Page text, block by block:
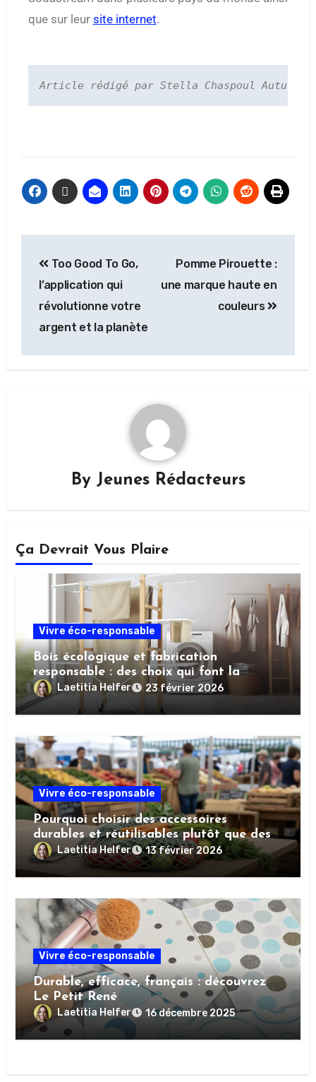
que sur leur site internet.
Article rédigé par Stella Chaspoul Autuoro
Too Good To Go,
l’application qui
révolutionne votre
argent et la planète
Pomme Pirouette :
une marque haute en
couleurs
By Jeunes Rédacteurs
Ça Devrait Vous Plaire
Vivre éco-responsable
Bois écologique et fabrication
responsable : des choix qui font la
différence
Laetitia Helfer 23 février 2026
Vivre éco-responsable
Pourquoi choisir des accessoires
durables et réutilisables plutôt que des
produits jetables ?
Laetitia Helfer 13 février 2026
Vivre éco-responsable
Durable, efficace, français : découvrez
Le Petit René
Laetitia Helfer 16 décembre 2025